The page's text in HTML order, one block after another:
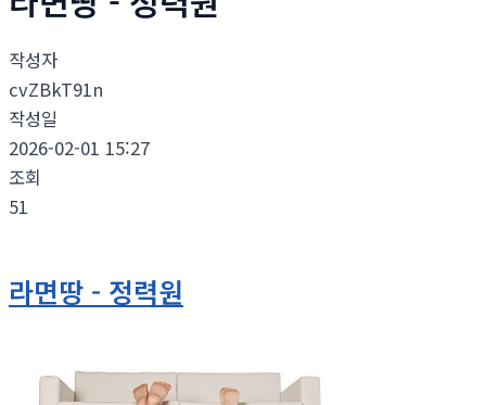
작성자
cvZBkT91n
작성일
2026-02-01 15:27
조회
51
라면땅 - 정력원